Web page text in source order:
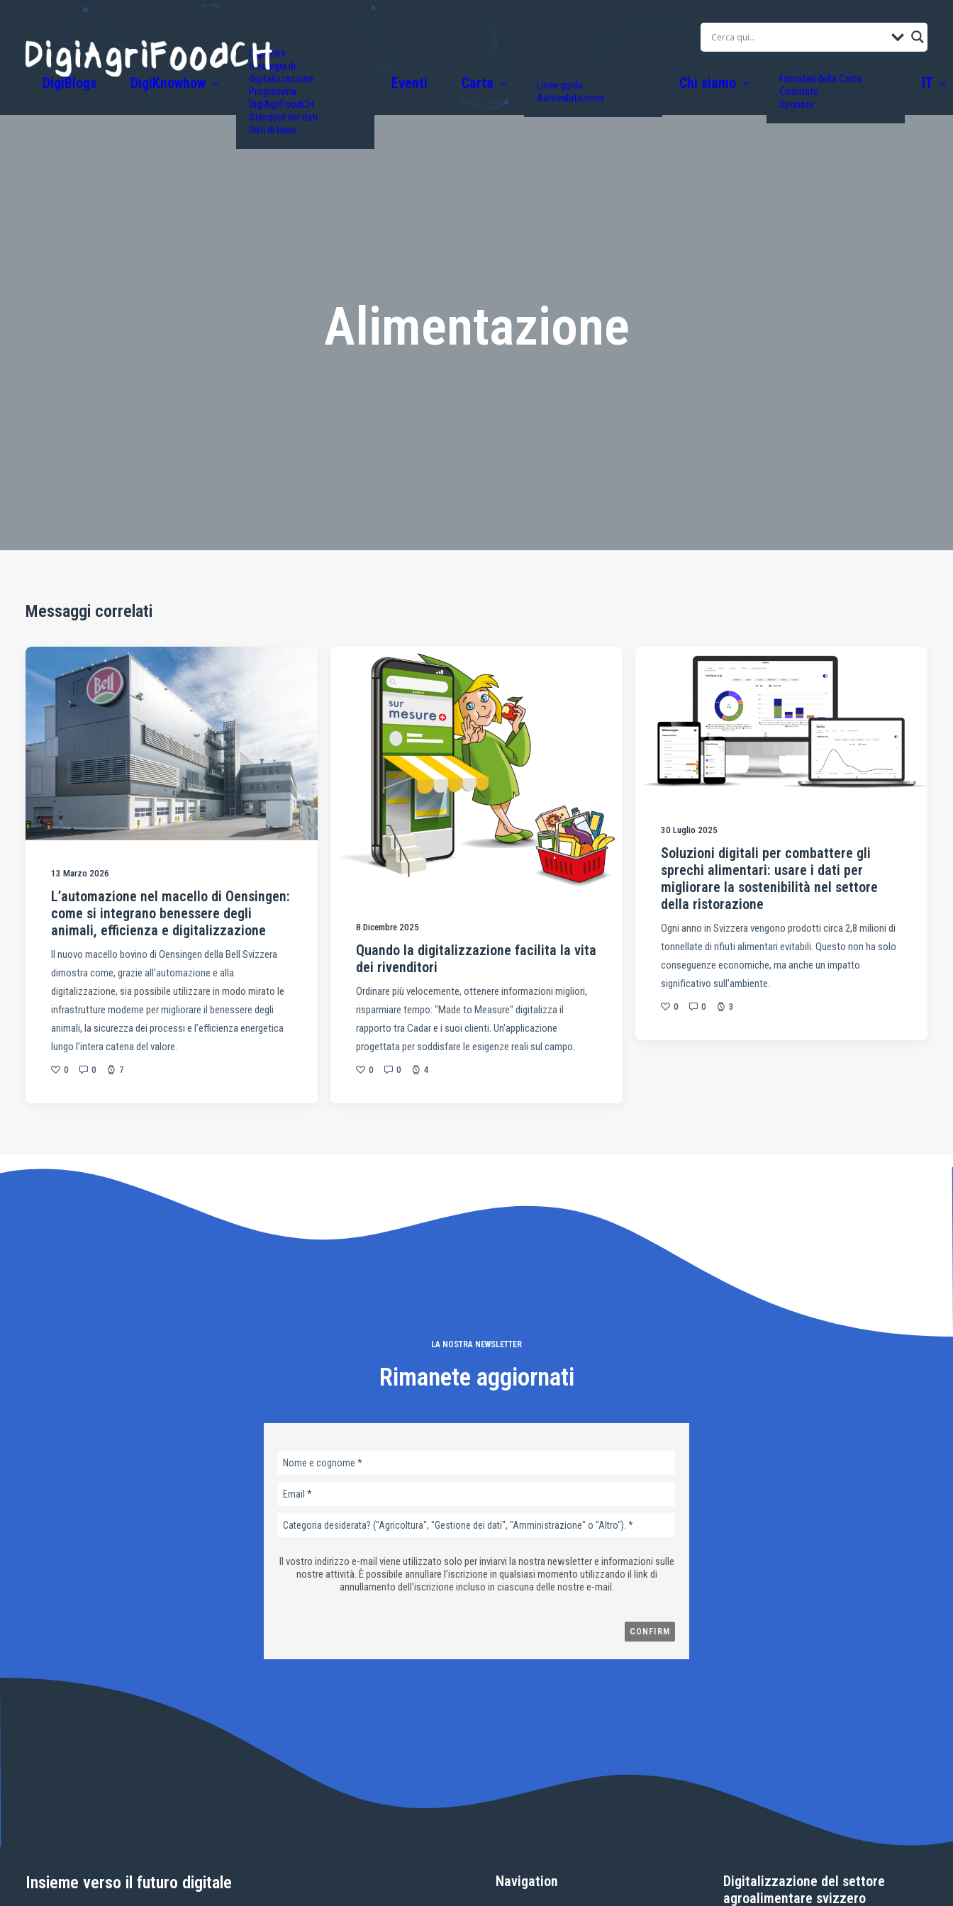
DigiBlogs DigiKnowhow
DigiLinks
Strategia di
digitalizzazione
Programma
DigiAgriFoodCH
Standard dei dati
Dati di base
Eventi Carta
Linee guida
Autovalutazione
Chi siamo
Firmatari della Carta
Comitato
Sponsor
IT
Alimentazione
Messaggi correlati
13 Marzo 2026
L’automazione nel macello di Oensingen:
come si integrano benessere degli
animali, efficienza e digitalizzazione
Il nuovo macello bovino di Oensingen della Bell Svizzera
dimostra come, grazie all’automazione e alla
digitalizzazione, sia possibile utilizzare in modo mirato le
infrastrutture moderne per migliorare il benessere degli
animali, la sicurezza dei processi e l’efficienza energetica
lungo l’intera catena del valore.
0 0 7
8 Dicembre 2025
Quando la digitalizzazione facilita la vita
dei rivenditori
Ordinare più velocemente, ottenere informazioni migliori,
risparmiare tempo: "Made to Measure" digitalizza il
rapporto tra Cadar e i suoi clienti. Un'applicazione
progettata per soddisfare le esigenze reali sul campo.
0 0 4
30 Luglio 2025
Soluzioni digitali per combattere gli
sprechi alimentari: usare i dati per
migliorare la sostenibilità nel settore
della ristorazione
Ogni anno in Svizzera vengono prodotti circa 2,8 milioni di
tonnellate di rifiuti alimentari evitabili. Questo non ha solo
conseguenze economiche, ma anche un impatto
significativo sull'ambiente.
0 0 3
LA NOSTRA NEWSLETTER
Rimanete aggiornati
Il vostro indirizzo e-mail viene utilizzato solo per inviarvi la nostra newsletter e informazioni sulle
nostre attività. È possibile annullare l'iscrizione in qualsiasi momento utilizzando il link di
annullamento dell'iscrizione incluso in ciascuna delle nostre e-mail.
Insieme verso il futuro digitale Navigation
Digitalizzazione del settore
agroalimentare svizzero